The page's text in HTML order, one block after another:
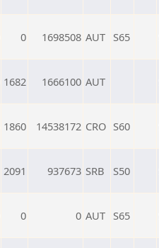
0 1698508 AUT S65
1682 1666100 AUT
1860 14538172 CRO S60
2091 937673 SRB S50
0 0 AUT S65